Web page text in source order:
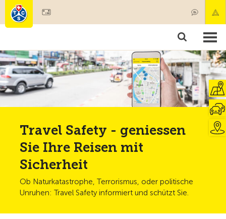
Mitgliedschaft & Leistungen
Test, Sicherheit & Gesundheit
Travel Safety - geniessen
Sie Ihre Reisen mit
Sicherheit
Ob Naturkatastrophe, Terrorismus, oder politische
Unruhen: Travel Safety informiert und schützt Sie.